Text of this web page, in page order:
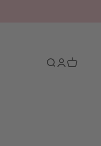
Busca enIniciar sesión
Cesta de